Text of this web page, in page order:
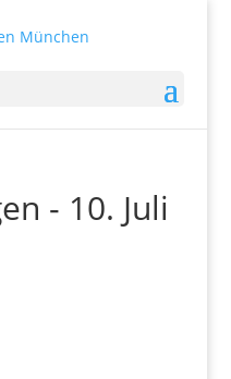
- 10. Juli